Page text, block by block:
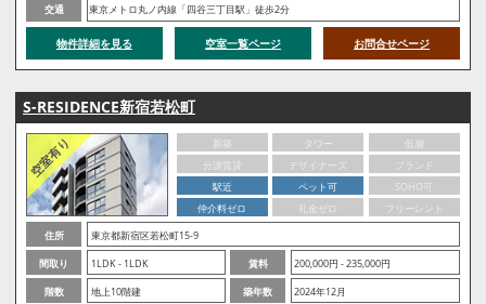
交通
東京メトロ丸ノ内線「四谷三丁目駅」徒歩2分
物件詳細を見る 空室一覧ページ お問合せページ
S-RESIDENCE新宿若松町
新築 タワー
低層
分譲賃貸
デザイナーズ
ブランド
駅近
ペット可
SOHO可
仲介料ゼロ
礼金ゼロ
フリーレント
住所
東京都新宿区若松町15-9
間取り
1LDK - 1LDK 賃料
200,000円 - 235,000円
階数
地上10階建 築年数
2024年12月